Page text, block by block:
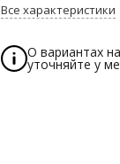
Все характеристики
О вариантах
уточняйте у